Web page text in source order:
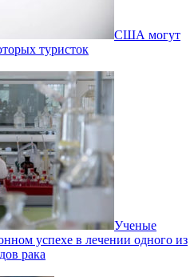
США могут
туристок
Ученые
успехе в лечении одного из
рака